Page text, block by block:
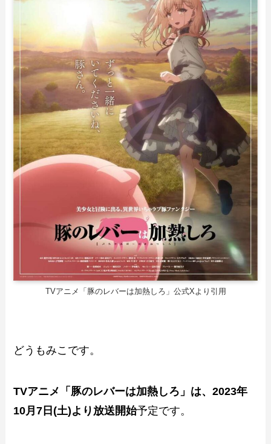
TVアニメ「豚のレバーは加熱しろ」公式Xより引用
どうもみこです。
TVアニメ「豚のレバーは加熱しろ」は、2023年
10月7日(土)より放送開始予定です。